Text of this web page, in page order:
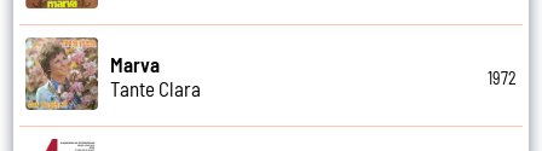
Marva
Tante Clara
1972